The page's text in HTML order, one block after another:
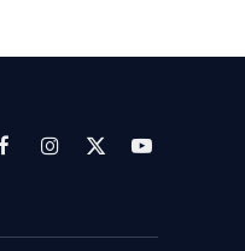
FacebookInstagram
X
YouTube